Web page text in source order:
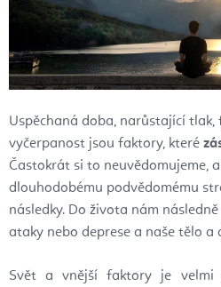
Uspěchaná doba, narůstající tlak,
vyčerpanost jsou faktory, které
Častokrát si to neuvědomujeme,
dlouhodobému podvědomému
následky. Do života nám
ataky nebo deprese a naše tělo a
Svět a vnější faktory je velmi